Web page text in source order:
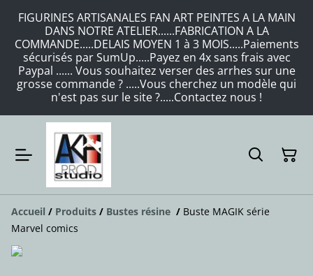
FIGURINES ARTISANALES FAN ART PEINTES A LA MAIN
DANS NOTRE ATELIER......FABRICATION A LA
COMMANDE.....DELAIS MOYEN 1 à 3 MOIS.....Paiements
sécurisés par SumUp.....Payez en 4x sans frais avec
Paypal ...... Vous souhaitez verser des arrhes sur une
grosse commande ? .....Vous cherchez un modèle qui
n'est pas sur le site ?.....Contactez nous !
Accueil / Produits / Bustes résine / Buste MAGIK série
Marvel comics